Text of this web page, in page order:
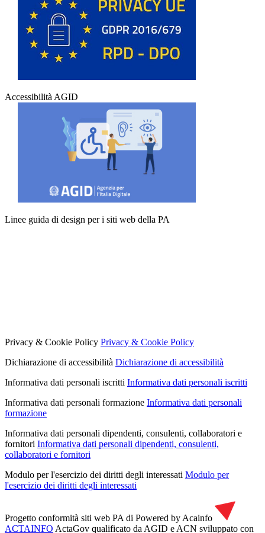
Accessibilità AGID
Linee guida di design per i siti web della PA
Privacy & Cookie Policy Privacy & Cookie Policy
Dichiarazione di accessibilità Dichiarazione di accessibilità
Informativa dati personali iscritti Informativa dati personali iscritti
Informativa dati personali formazione Informativa dati personali
formazione
Informativa dati personali dipendenti, consulenti, collaboratori e
fornitori Informativa dati personali dipendenti, consulenti,
collaboratori e fornitori
Modulo per l'esercizio dei diritti degli interessati Modulo per
l'esercizio dei diritti degli interessati
Progetto conformità siti web PA di Powered by Acainfo
ACTAINFO ActaGov qualificato da AGID e ACN sviluppato con